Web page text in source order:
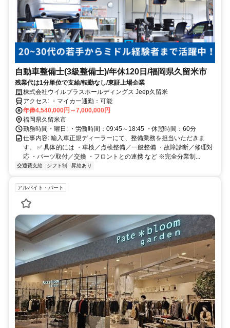
自動車整備士(3級整備士)/年休120日/福岡県久留米市
残業代は1分単位で支給/転勤なし/東証上場企業
株式会社ウイルプラスホールディングス Jeep久留米
アクセス: ・マイカー通勤：可能
年俸4,540,000円～7,000,000円
福岡県久留米市
勤務時間・曜日: ・労働時間：09:45～18:45 ・休憩時間：60分
仕事内容: 輸入車正規ディーラーにて、整備業務を担当いただきま
す。 ✅ 具体的には ・車検／点検整備／一般整備 ・故障診断／修理対
応 ・パーツ取付／交換 ・フロントとの連携 など ※完全分業制...
交通費支給 シフト制 昇給あり
アルバイト・パート